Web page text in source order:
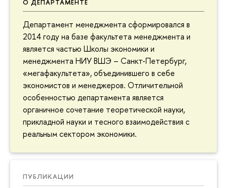
О ДЕПАРТАМЕНТЕ
Департамент менеджмента сформировался в
2014 году на базе факультета менеджмента и
является частью Школы экономики и
менеджмента НИУ ВШЭ – Санкт-Петербург,
«мегафакультета», объединившего в себе
экономистов и менеджеров. Отличительной
особенностью департамента является
органичное сочетание теоретической науки,
прикладной науки и тесного взаимодействия с
реальным сектором экономики.
ПУБЛИКАЦИИ